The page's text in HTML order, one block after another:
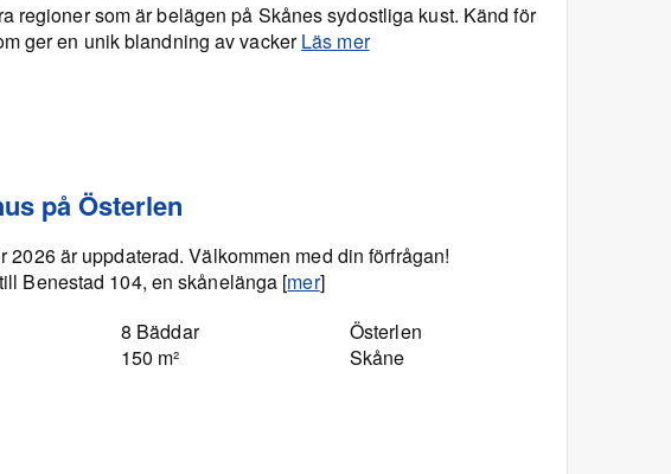
regioner som är belägen på Skånes sydostliga kust. Känd för
ger en unik blandning av vackerLäs mer
på Österlen
2026 är uppdaterad. Välkommen med din förfrågan!
Benestad 104, en skånelänga [mer]
8 Bäddar
150 m²
Österlen
Skåne